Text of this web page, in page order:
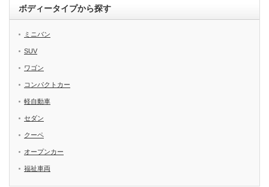
ボディータイプから探す
ミニバン
SUV
ワゴン
コンパクトカー
軽自動車
セダン
クーペ
オープンカー
福祉車両